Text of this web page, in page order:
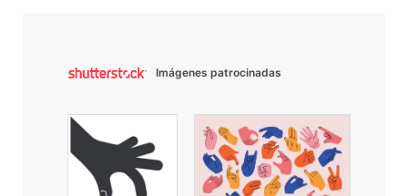
Imágenes patrocinadas